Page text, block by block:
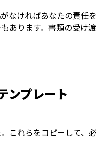
なければあなたの責任
ります。書類の受け
ンプレート
これらをコピーして、